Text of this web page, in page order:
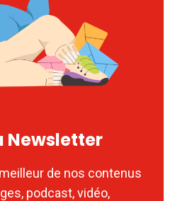
Newsletter
de nos contenus
podcast, vidéo,